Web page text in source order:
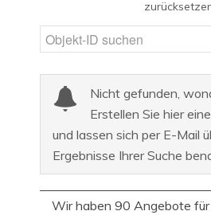
Nicht gefunden,
Erstellen Sie hier
und lassen sich per E-Mail
Ergebnisse Ihrer Suche
Wir haben 90 Angebote für